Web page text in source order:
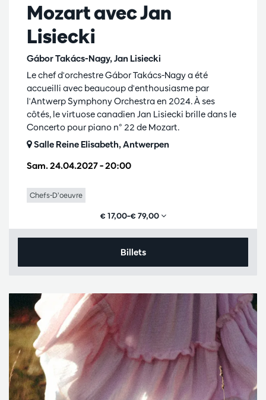
Mozart avec Jan
Lisiecki
Gábor Takács-Nagy, Jan Lisiecki
Sam. 24.04.2027– 20:00
Le chef d'orchestre Gábor Takács-Nagy a été
accueilli avec beaucoup d'enthousiasme par
l'Antwerp Symphony Orchestra en 2024. À ses
côtés, le virtuose canadien Jan Lisiecki brille dans le
Concerto pour piano n° 22 de Mozart.
Salle Reine Elisabeth, Antwerpen
Chefs-D’oeuvre
€ 17,00–€ 79,00
Billets